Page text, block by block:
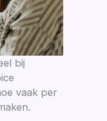
bij
vaak per